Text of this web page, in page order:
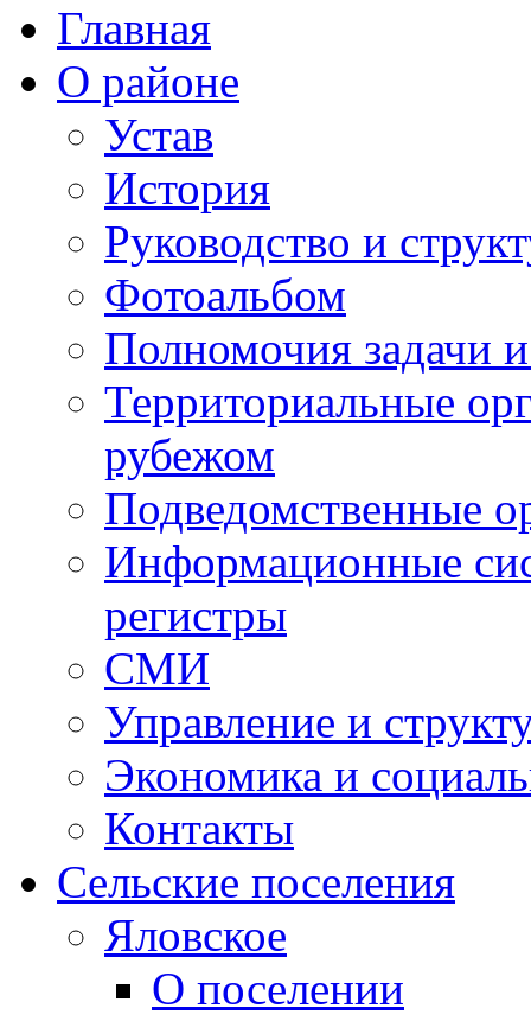
Главная
О районе
Устав
История
Руководство и
Фотоальбом
Полномочия задачи
Территориальные
рубежом
Подведомственные
Информационные
регистры
СМИ
Управление и
Экономика и
Контакты
Сельские поселения
Яловское
О поселении